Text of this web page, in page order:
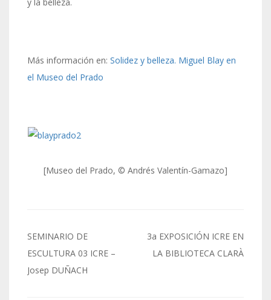
Más información en: Solidez y belleza. Miguel Blay en
el Museo del Prado
[Museo del Prado, © Andrés Valentín-Gamazo]
Navegación
de
entradas
SEMINARIO DE
ESCULTURA 03 ICRE –
Josep DUÑACH
3a EXPOSICIÓN ICRE EN
LA BIBLIOTECA CLARÀ